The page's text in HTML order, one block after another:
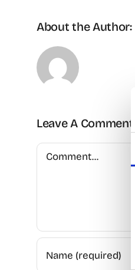
About the Author:
Leave A Comment
Comment